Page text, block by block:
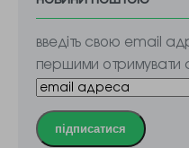
введіть свою email
першими отримувати
підписатися